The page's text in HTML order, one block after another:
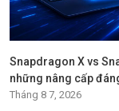
Snapdragon X vs
những nâng cấp
Tháng 8 7, 2026